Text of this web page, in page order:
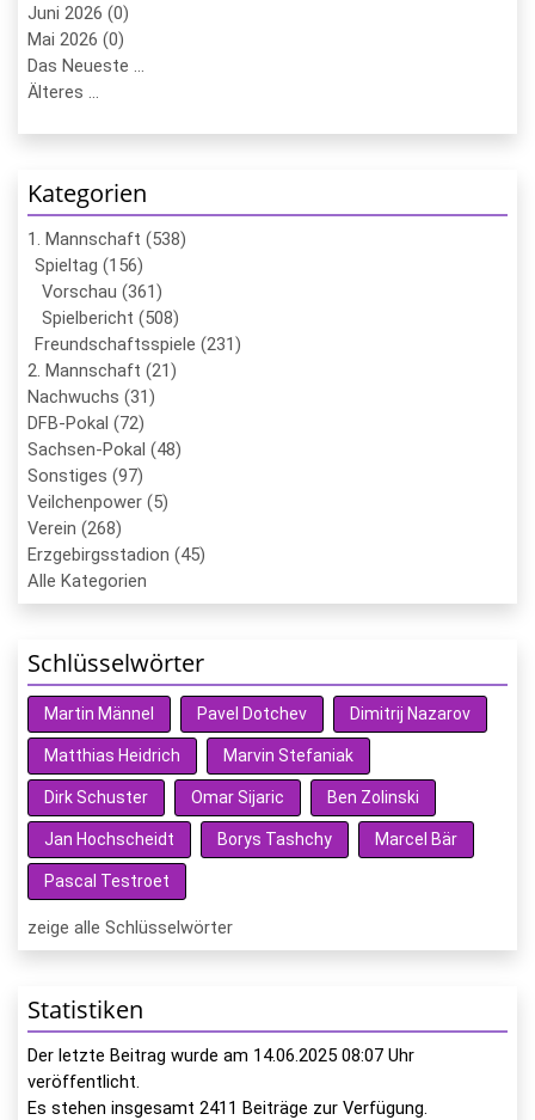
Juni 2026 (0)
Mai 2026 (0)
Das Neueste ...
Älteres ...
Kategorien
1. Mannschaft (538)
Spieltag (156)
Vorschau (361)
Spielbericht (508)
Freundschaftsspiele (231)
2. Mannschaft (21)
Nachwuchs (31)
DFB-Pokal (72)
Sachsen-Pokal (48)
Sonstiges (97)
Veilchenpower (5)
Verein (268)
Erzgebirgsstadion (45)
Alle Kategorien
Schlüsselwörter
Martin Männel Pavel Dotchev Dimitrij Nazarov
Matthias Heidrich Marvin Stefaniak
Dirk Schuster Omar Sijaric Ben Zolinski
Jan Hochscheidt Borys Tashchy Marcel Bär
Pascal Testroet
zeige alle Schlüsselwörter
Statistiken
Der letzte Beitrag wurde am 14.06.2025 08:07 Uhr
veröffentlicht.
Es stehen insgesamt 2411 Beiträge zur Verfügung.